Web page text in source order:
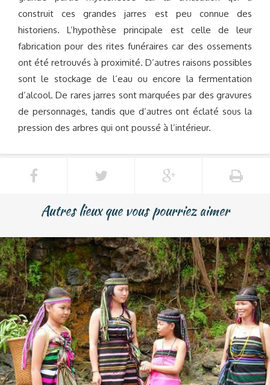
construit ces grandes jarres est peu connue des
historiens. L’hypothèse principale est celle de leur
fabrication pour des rites funéraires car des ossements
ont été retrouvés à proximité. D’autres raisons possibles
sont le stockage de l’eau ou encore la fermentation
d’alcool. De rares jarres sont marquées par des gravures
de personnages, tandis que d’autres ont éclaté sous la
pression des arbres qui ont poussé à l’intérieur.
Autres lieux que vous pourriez aimer